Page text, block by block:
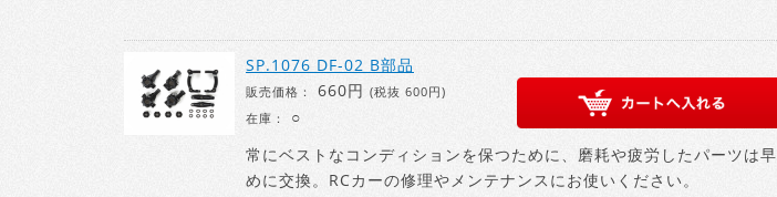
SP.1076 DF-02 B部品
販売価格： 660円 (税抜 600円)
在庫：
○
常にベストなコンディションを保つために、磨耗や疲労したパーツは早
めに交換。RCカーの修理やメンテナンスにお使いください。